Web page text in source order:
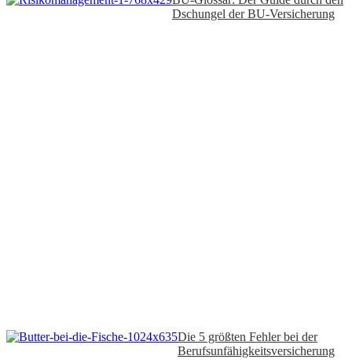
Dschungel der BU-Versicherung
Die 5 größten Fehler bei der
Berufsunfähigkeitsversicherung